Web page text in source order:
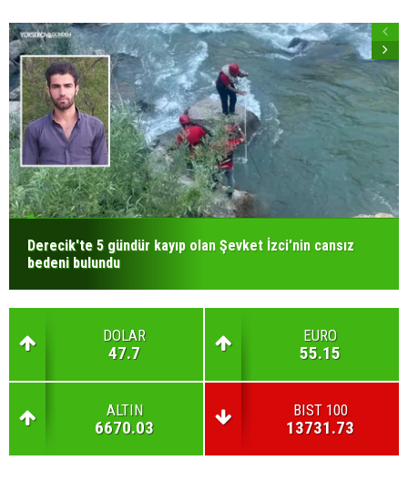
Derecik'te 5 gündür kayıp olan Şevket İzci'nin cansız
bedeni bulundu
DOLAR
47.7
EURO
55.15
ALTIN
6670.03
BIST 100
13731.73